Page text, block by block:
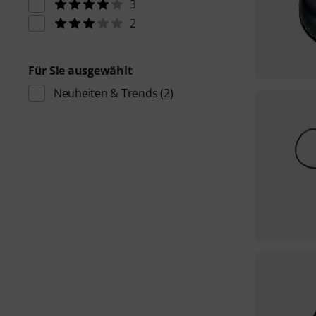
3
2
Für Sie ausgewählt
Neuheiten & Trends (2)